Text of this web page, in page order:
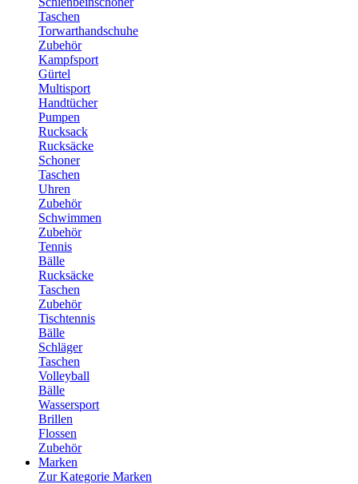
Taschen
Torwarthandschuhe
Zubehör
Kampfsport
Gürtel
Multisport
Handtücher
Pumpen
Rucksack
Rucksäcke
Schoner
Taschen
Uhren
Zubehör
Schwimmen
Zubehör
Tennis
Bälle
Rucksäcke
Taschen
Zubehör
Tischtennis
Bälle
Schläger
Taschen
Volleyball
Bälle
Wassersport
Brillen
Flossen
Zubehör
Marken
Zur Kategorie Marken